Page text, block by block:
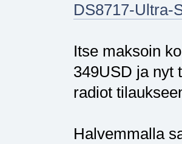
DS8717-Ultra-
Itse maksoin
349USD ja nyt
radiot
Halvemmalla